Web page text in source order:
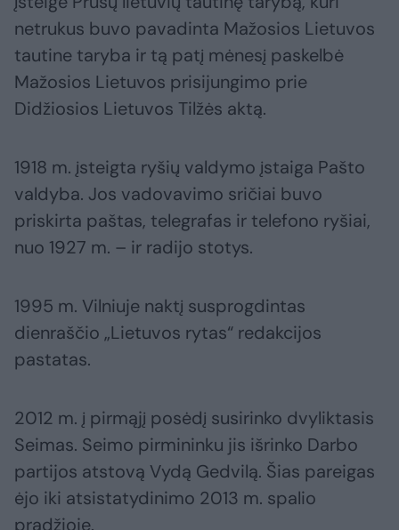
netrukus buvo pavadinta Mažosios Lietuvos
tautine taryba ir tą patį mėnesį paskelbė
Mažosios Lietuvos prisijungimo prie
Didžiosios Lietuvos Tilžės aktą.
1918 m. įsteigta ryšių valdymo įstaiga Pašto
valdyba. Jos vadovavimo sričiai buvo
priskirta paštas, telegrafas ir telefono ryšiai,
nuo 1927 m. – ir radijo stotys.
1995 m. Vilniuje naktį susprogdintas
dienraščio „Lietuvos rytas“ redakcijos
pastatas.
2012 m. į pirmąjį posėdį susirinko dvyliktasis
Seimas. Seimo pirmininku jis išrinko Darbo
partijos atstovą Vydą Gedvilą. Šias pareigas
ėjo iki atsistatydinimo 2013 m. spalio
pradžioje.